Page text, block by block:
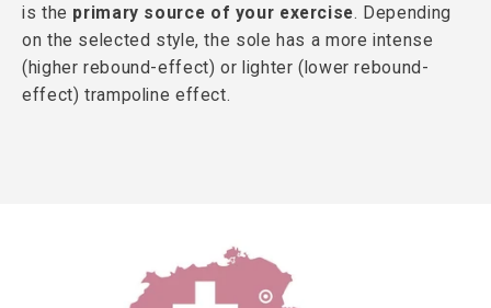
is the primary source of your exercise. Depending
on the selected style, the sole has a more intense
(higher rebound-effect) or lighter (lower rebound-
effect) trampoline effect.